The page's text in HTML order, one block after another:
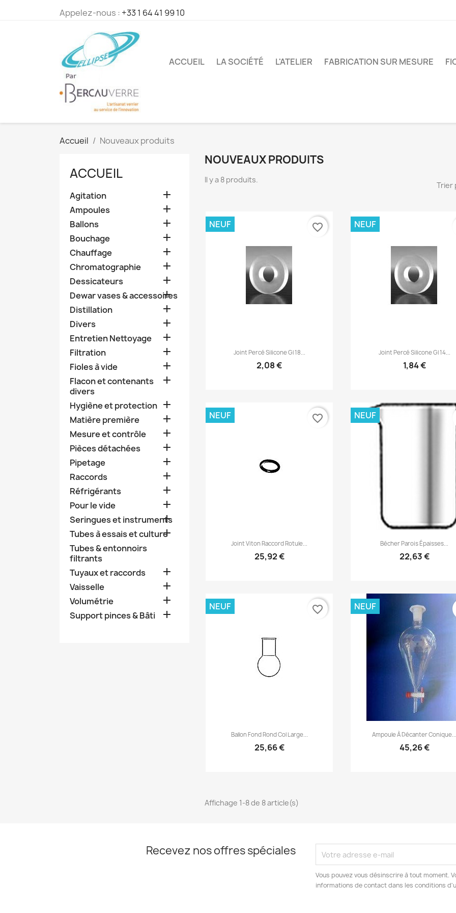
Appelez-nous : +33 1 64 41 99 10
ACCUEIL LA SOCIÉTÉ L'ATELIER FABRICATION SUR MESURE
Accueil Nouveaux produits
ACCUEIL
Agitation 
Ampoules 
Ballons 
Bouchage 
Chauffage 
Chromatographie 
Dessicateurs 
Dewar vases & accessoires

Distillation 
Divers 
Entretien Nettoyage 
Filtration 
Fioles à vide 
Flacon et contenants
divers

Hygiène et protection 
Matière première 
Mesure et contrôle 
Pièces détachées 
Pipetage 
Raccords 
Réfrigérants 
Pour le vide 
Seringues et instruments

Tubes à essais et culture

Tubes & entonnoirs
filtrants
Tuyaux et raccords

Vaisselle 
Volumétrie 
Support pinces & Bâti 
NOUVEAUX PRODUITS
Il y a 8 produits.
Trier
Aperçu rapide
Joint Percé Silicone Gl 18...
2,08 €
NEUF favorite_border
Aperçu rapide
Joint Percé Silicone Gl 14...
1,84 €
NEUF
Aperçu rapide
Joint Viton Raccord Rotule...
25,92 €
NEUF favorite_border
Aperçu rapide
Bécher Parois Épaisses...
22,63 €
NEUF
Aperçu rapide
Ballon Fond Rond Col Large...
25,66 €
NEUF favorite_border
Aperçu rapide
Ampoule À Décanter Conique...
45,26 €
NEUF
Affichage 1-8 de 8 article(s)
Recevez nos offres spéciales
Vous pouvez vous désinscrire à tout moment.
informations de contact dans les conditions